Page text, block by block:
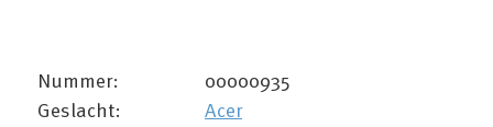
Nummer:
00000935
Geslacht:
Acer